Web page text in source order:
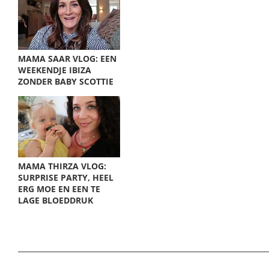
MAMA SAAR VLOG: EEN
WEEKENDJE IBIZA
ZONDER BABY SCOTTIE
MAMA THIRZA VLOG:
SURPRISE PARTY, HEEL
ERG MOE EN EEN TE
LAGE BLOEDDRUK